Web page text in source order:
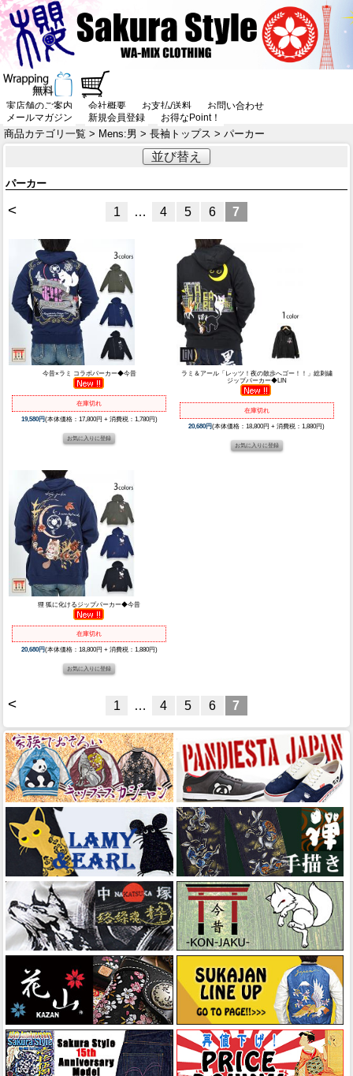
実店舗のご案内 会社概要 お支払/送料
お問い合わせ
メールマガジン
新規会員登録 お得なPoint！
商品カテゴリ一覧 > Mens:男 > 長袖トップス > パーカー
並び替え
パーカー
< 1 … 4 5 6 7
今昔×ラミ コラボパーカー◆今昔
在庫切れ
19,580円(本体価格：17,800円 + 消費税：1,780円)
ラミ＆アール「レッツ！夜の散歩へゴー！！」総刺繍
ジップパーカー◆LIN
在庫切れ
20,680円(本体価格：18,800円 + 消費税：1,880円)
狸 狐に化けるジップパーカー◆今昔
在庫切れ
20,680円(本体価格：18,800円 + 消費税：1,880円)
< 1 … 4 5 6 7